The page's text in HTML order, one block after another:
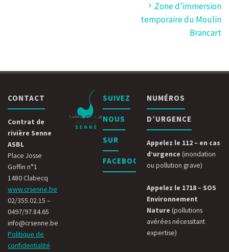
Zone d’immersion
temporaire du Moulin
Brancart
CONTACT
Contrat de
rivière Senne
ASBL
Place Josse
Goffin n°1
1480 Clabecq
www.crsenne.be
02/355.02.15 –
0497/97.84.65
info@crsenne.be
Politique de
confidentialité
SUIVEZ
NOUS
SUR
FACEBOOK
NUMÉROS
D’URGENCE
Appelez le 112 – en cas
d’urgence (inondation
ou pollution grave)
Appelez le 1718 – SOS
Environnement
Nature (pollutions
avérées nécessitant
expertise)